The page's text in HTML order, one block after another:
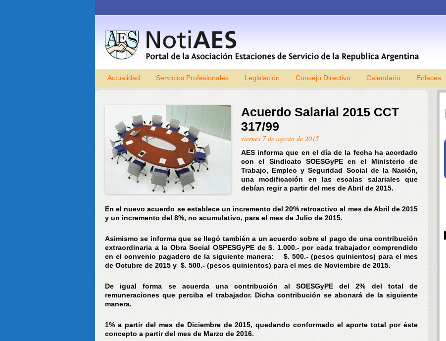
Skip to content
Actualidad Servicios Profesionales Legislación Consejo Directivo Calendario Enlaces
Acuerdo Salarial 2015 CCT
317/99
viernes 7 de agosto de 2015
AES informa que en el día de la fecha ha acordado
con el Sindicato SOESGyPE en el Ministerio de
Trabajo, Empleo y Seguridad Social de la Nación,
una modificación en las escalas salariales que
debían regir a partir del mes de Abril de 2015.
En el nuevo acuerdo se establece un incremento del 20% retroactivo al mes de Abril de 2015
y un incremento del 8%, no acumulativo, para el mes de Julio de 2015.
Asimismo se informa que se llegó también a un acuerdo sobre el pago de una contribución
extraordinaria a la Obra Social OSPESGyPE de $. 1.000.- por cada trabajador comprendido
en el convenio pagadero de la siguiente manera: $. 500.- (pesos quinientos) para el mes
de Octubre de 2015 y $. 500.- (pesos quinientos) para el mes de Noviembre de 2015.
De igual forma se acuerda una contribución al SOESGyPE del 2% del total de
remuneraciones que perciba el trabajador. Dicha contribución se abonará de la siguiente
manera.
1% a partir del mes de Diciembre de 2015, quedando conformado el aporte total por éste
concepto a partir del mes de Marzo de 2016.